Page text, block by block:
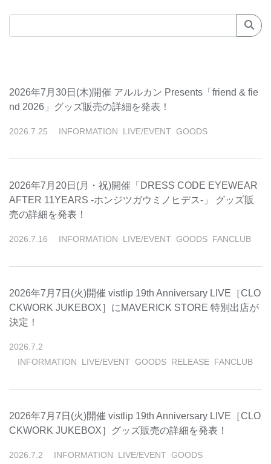
2026年7月30日(木)開催 アルルカン Presents「friend & fie
nd 2026」グッズ販売の詳細を発表！
2026 7 25 INFORMATION LIVE/EVENT GOODS
2026年7月20日(月・祝)開催「DRESS CODE EYEWEAR
AFTER 11YEARS -ホンジツガウミノヒデス-」 グッズ販
売の詳細を発表！
2026 7 16 INFORMATION LIVE/EVENT GOODS FANCLUB
2026年7月7日(火)開催 vistlip 19th Anniversary LIVE［CLO
CKWORK JUKEBOX］にMAVERICK STORE 特別出店が
決定！
2026 7 2
INFORMATION
LIVE/EVENT GOODS RELEASE FANCLUB
2026年7月7日(火)開催 vistlip 19th Anniversary LIVE［CLO
CKWORK JUKEBOX］グッズ販売の詳細を発表！
2026 7 2 INFORMATION LIVE/EVENT GOODS